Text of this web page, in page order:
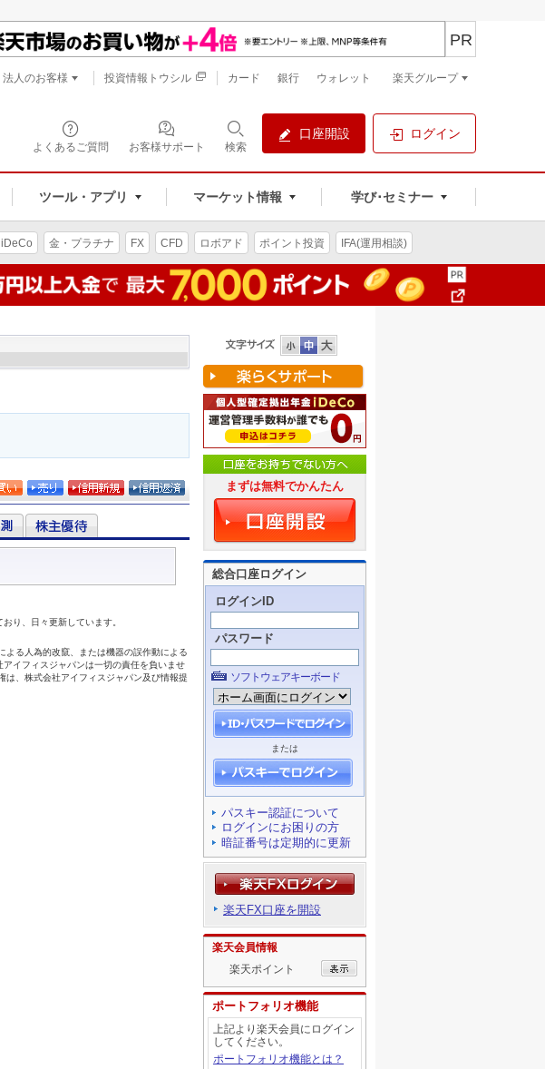
よくあるご質問 お客様サポート 検索
口座開設 ログイン
ツール・アプリ マーケット情報 学び･セミナー
PR
法人のお客様 投資情報トウシル カード 銀行 ウォレット 楽天グループ
iDeCo 金・プラチナ FX CFD ロボアド ポイント投資 IFA(運用相談)
まずは無料でかんたん
総合口座ログイン
ログインID
パスワード
ソフトウェアキーボード
または
パスキー認証について
ログインにお困りの方
暗証番号は定期的に更新
楽天FX口座を開設
楽天会員情報
楽天ポイント
ポートフォリオ機能
上記より楽天会員にログイン
してください。
ポートフォリオ機能とは？